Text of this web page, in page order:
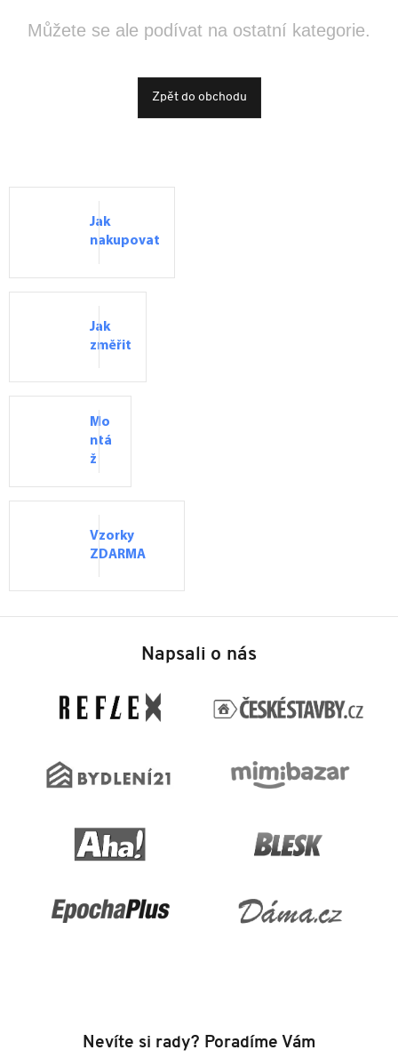
Můžete se ale podívat na ostatní kategorie.
Zpět do obchodu
Jak
nakupovat
Jak
změřit
Mo
ntá
ž
Vzorky
ZDARMA
Napsali o nás
Nevíte si rady? Poradíme Vám